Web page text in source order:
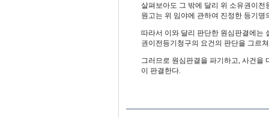
살펴보아도 그 밖에 달리 위 소유권이전
원고는 위 임야에 관하여 진정한 등기
따라서 이와 달리 판단한 원심판결에는
권이전등기청구의 요건의 판단을 그르
그러므로 원심판결을 파기하고, 사건을
이 판결한다.